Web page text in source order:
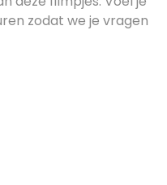
zodat we je vragen